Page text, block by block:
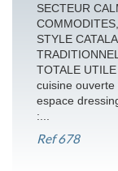
SECTEUR
STYLE
TOTALE
cuisine
espace
:...
Ref678